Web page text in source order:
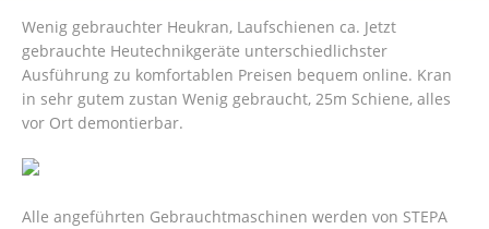
Wenig gebrauchter Heukran, Laufschienen ca. Jetzt
gebrauchte Heutechnikgeräte unterschiedlichster
Ausführung zu komfortablen Preisen bequem online. Kran
in sehr gutem zustan Wenig gebraucht, 25m Schiene, alles
vor Ort demontierbar.
Alle angeführten Gebrauchtmaschinen werden von STEPA